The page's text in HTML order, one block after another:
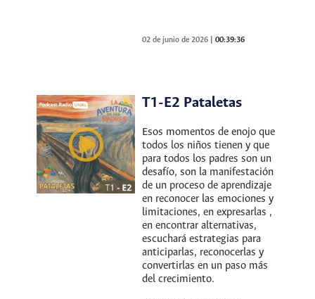
02 de junio de 2026 |00:39:36
T1-E2 Pataletas
Esos momentos de enojo que
todos los niños tienen y que
para todos los padres son un
desafío, son la manifestación
de un proceso de aprendizaje
en reconocer las emociones y
limitaciones, en expresarlas ,
en encontrar alternativas,
escuchará estrategias para
anticiparlas, reconocerlas y
convertirlas en un paso más
del crecimiento.